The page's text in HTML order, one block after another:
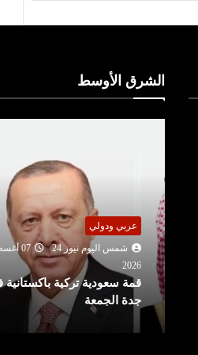
الشرق الأوسط
عربي ودولي
شمس اليوم نيوز 24
06
2026
تعديل قواعد الجنسية
ترامب يمنع حق المواطنة